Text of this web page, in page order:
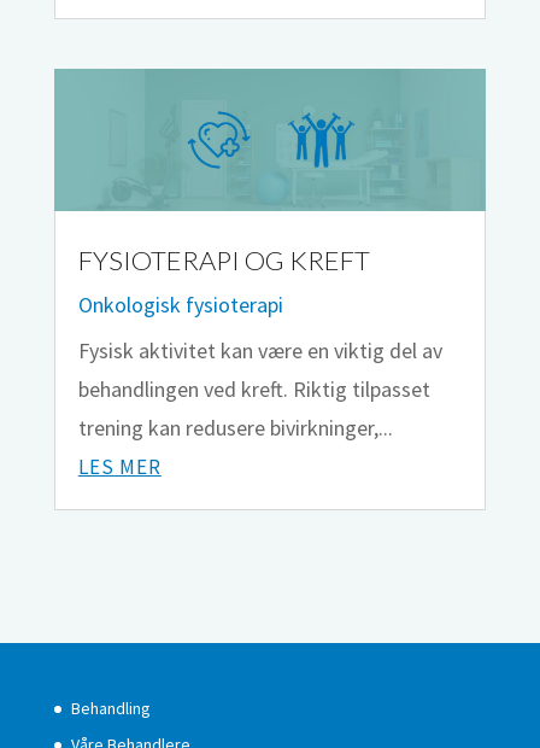
FYSIOTERAPI OG KREFT
Onkologisk fysioterapi
Fysisk aktivitet kan være en viktig del av
behandlingen ved kreft. Riktig tilpasset
trening kan redusere bivirkninger,...
LES MER
Behandling